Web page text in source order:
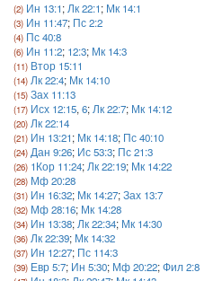
Ин 13:1; Лк 22:1; Мк 14:1
Ин 11:47; Пс 2:2
Пс 40:8
Ин 11:2; 12:3; Мк 14:3
Втор 15:11
Лк 22:4; Мк 14:10
Зах 11:13
Исх 12:15, 6; Лк 22:7; Мк 14:12
Лк 22:14
Ин 13:21; Мк 14:18; Пс 40:10
Дан 9:26; Ис 53:3; Пс 21:3
1Кор 11:24; Лк 22:19; Мк 14:22
Мф 20:28
Ин 16:32; Мк 14:27;Зах 13:7
Мф 28:16; Мк 14:28
Ин 13:38; Лк 22:34; Мк 14:30
Лк 22:39; Мк 14:32
Ин 12:27; Пс 114:3
Евр 5:7; Ин 5:30; Мф 20:22;Фил 2:8